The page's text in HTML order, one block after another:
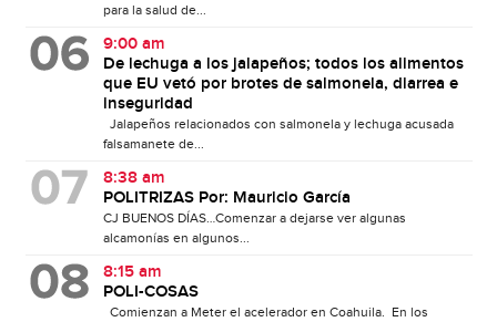
para la salud de...
9:00 am
De lechuga a los jalapeños; todos los alimentos
que EU vetó por brotes de salmonela, diarrea e
inseguridad
Jalapeños relacionados con salmonela y lechuga acusada
falsamanete de...
8:38 am
POLITRIZAS Por: Mauricio García
CJ BUENOS DÍAS…Comenzar a dejarse ver algunas
alcamonías en algunos...
8:15 am
POLI-COSAS
Comienzan a Meter el acelerador en Coahuila. En los